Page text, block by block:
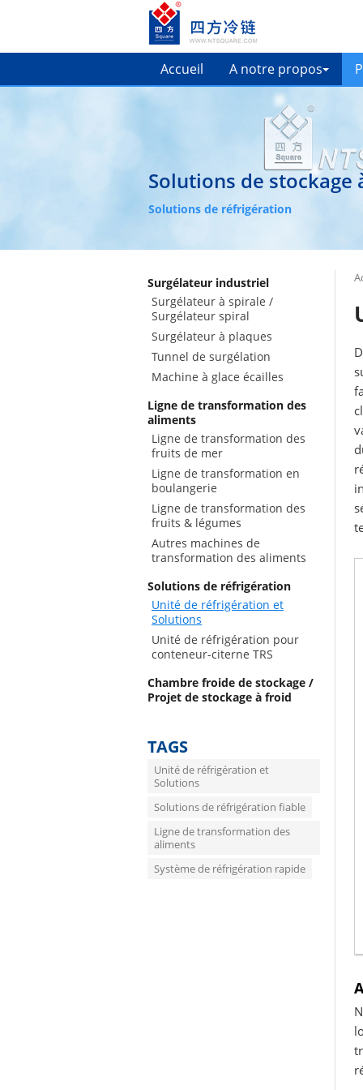
Accueil A notre propos
Solutions de stockage
Solutions de réfrigération
Surgélateur industriel
Surgélateur à spirale /
Surgélateur spiral
Surgélateur à plaques
Tunnel de surgélation
Machine à glace écailles
Ligne de transformation des
aliments
Ligne de transformation des
fruits de mer
Ligne de transformation en
boulangerie
Ligne de transformation des
fruits & légumes
Autres machines de
transformation des aliments
Solutions de réfrigération
Unité de réfrigération et
Solutions
Unité de réfrigération pour
conteneur-citerne TRS
Chambre froide de stockage /
Projet de stockage à froid
TAGS
Unité de réfrigération et
Solutions
Solutions de réfrigération fiable
Ligne de transformation des
aliments
Système de réfrigération rapide